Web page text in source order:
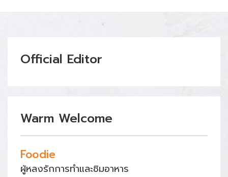
Official Editor
Warm Welcome
Foodie
ผู้หลงรักการทำและชิมอาหาร